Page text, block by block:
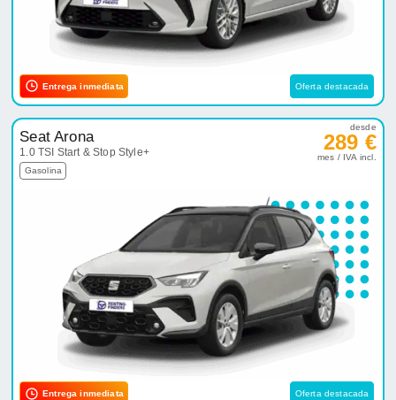
Entrega inmediata Oferta destacada
Seat Arona
1.0 TSI Start & Stop Style+
Gasolina
desde
289 €
mes / IVA incl.
Entrega inmediata Oferta destacada